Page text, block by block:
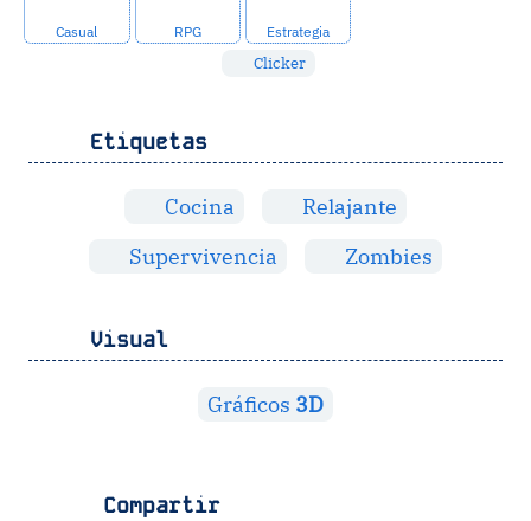
Casual RPG Estrategia
Clicker
Etiquetas
Cocina
Relajante
Supervivencia
Zombies
Visual
Gráficos 3D
Compartir